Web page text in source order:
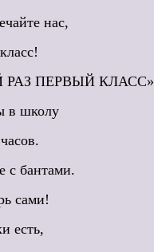
нас,
ПЕРВЫЙ КЛАСС»
в школу
с бантами.
сами!
есть,